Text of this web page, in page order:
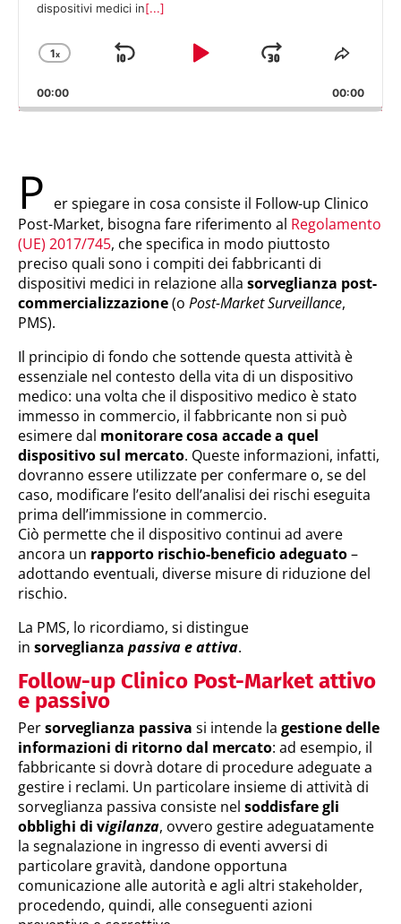
dispositivi medici in[...]
Cambia
di
riproduzione
1x
Salta
Play
Salta
Avanti
00:00 00:00
P er spiegare in cosa consiste il Follow-up Clinico
Post-Market, bisogna fare riferimento al Regolamento
(UE) 2017/745, chespecifica in modo piuttosto
preciso quali sono i compiti dei fabbricanti di
dispositivi medici in relazione alla sorveglianza post-
commercializzazione(o Post-Market Surveillance,
PMS).
Il principio di fondo che sottende questa attività è
essenziale nel contesto della vita di un dispositivo
medico: una volta che il dispositivo medico è stato
immesso in commercio, il fabbricante non si può
esimere dal monitorare cosa accade a quel
dispositivosul mercato. Queste informazioni, infatti,
dovranno essere utilizzate per confermare o, se del
caso, modificare l’esito dell’analisi dei rischi eseguita
prima dell’immissione in commercio.
Ciò permette che il dispositivo continui ad avere
ancora un rapporto rischio-beneficio adeguato–
adottando eventuali, diverse misure di riduzione del
rischio.
La PMS, lo ricordiamo, si distingue
in sorveglianza passiva e attiva.
Follow-up Clinico Post-Market attivo
e passivo
Persorveglianza passiva si intende la gestione delle
informazioni di ritorno dal mercato: ad esempio, il
fabbricante si dovrà dotare di procedure adeguate a
gestire i reclami. Un particolare insieme di attività di
sorveglianza passiva consiste nel soddisfare gli
obblighi di vigilanza, ovvero gestire adeguatamente
la segnalazione in ingresso di eventi avversi di
particolare gravità, dandone opportuna
comunicazione alle autorità e agli altri stakeholder,
procedendo, quindi, alle conseguenti azioni